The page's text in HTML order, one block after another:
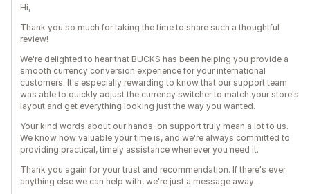
Hi,
Thank you so much for taking the time to share such a thoughtful
review!
We're delighted to hear that BUCKS has been helping you provide a
smooth currency conversion experience for your international
customers. It's especially rewarding to know that our support team
was able to quickly adjust the currency switcher to match your store's
layout and get everything looking just the way you wanted.
Your kind words about our hands-on support truly mean a lot to us.
We know how valuable your time is, and we're always committed to
providing practical, timely assistance whenever you need it.
Thank you again for your trust and recommendation. If there's ever
anything else we can help with, we're just a message away.